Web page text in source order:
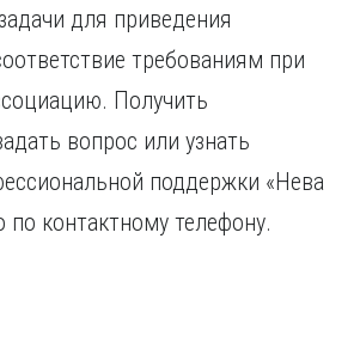
для приведения
требованиям при
Получить
вопрос или узнать
поддержки «Нева
контактному телефону.